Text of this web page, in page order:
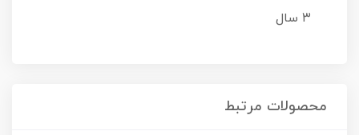
۳ سال
محصولات مرتبط